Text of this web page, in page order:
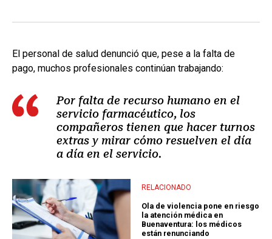
El personal de salud denunció que, pese a la falta de
pago, muchos profesionales continúan trabajando:
Por falta de recurso humano en el
servicio farmacéutico, los
compañeros tienen que hacer turnos
extras y mirar cómo resuelven el día
a día en el servicio.
RELACIONADO
Ola de violencia pone en riesgo
la atención médica en
Buenaventura: los médicos
están renunciando